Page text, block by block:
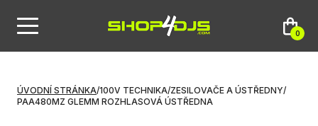
0
ÚVODNÍ STRÁNKA/100V TECHNIKA/ZESILOVAČE A ÚSTŘEDNY/
PAA480MZ GLEMM ROZHLASOVÁ ÚSTŘEDNA